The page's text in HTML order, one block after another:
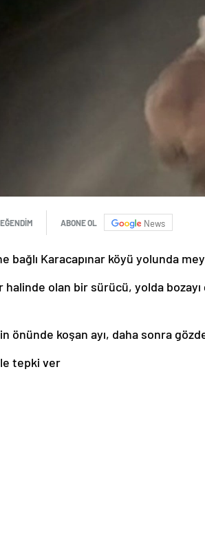
ABONE OL News
bağlı Karacapınar köyü yolunda
olan bir sürücü, yolda
önünde koşan ayı, daha sonra
tepki ver